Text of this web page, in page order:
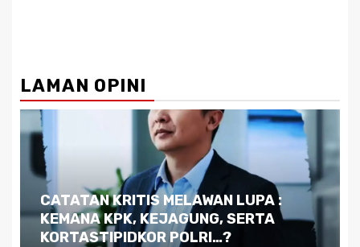
LAMAN OPINI
Dilema Kaltim di Tengah Krisis:
Kutukan Sumber Daya Alam dan
Pemimpin yang Tak Kreatif